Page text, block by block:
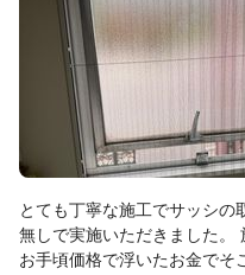
とても丁寧な施工でサッシ
無しで実施いただきました。
お手頃価格で浮いたお金で